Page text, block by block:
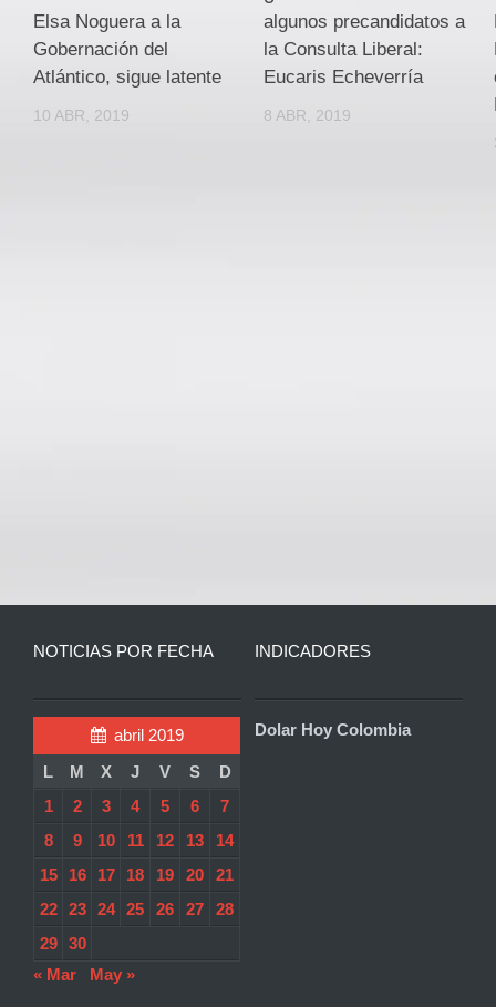
Elsa Noguera a la
Gobernación del
Atlántico, sigue latente
10 ABR, 2019
algunos precandidatos a
la Consulta Liberal:
Eucaris Echeverría
8 ABR, 2019
NOTICIAS POR FECHA
abril 2019
L
M X J V S
D
1
2 3 4 5 6
7
8
9 10 11 12 13
14
15
16 17 18 19 20
21
22
23 24 25 26 27
28
29
30
« Mar
May »
INDICADORES
Dolar Hoy Colombia